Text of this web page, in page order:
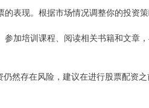
表现。根据市场情况调整你的投资策
加培训课程、阅读相关书籍和文章
然存在风险，建议在进行股票配资